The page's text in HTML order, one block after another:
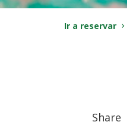
Ir a reservar
Share